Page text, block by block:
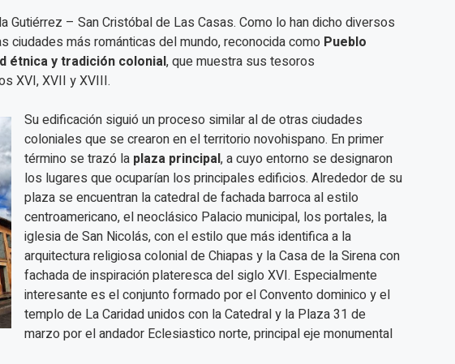
Gutiérrez – San Cristóbal de Las Casas. Como lo han dicho diversos
ciudades más románticas del mundo, reconocida como Pueblo
étnica y tradición colonial, que muestra sus tesoros
XVI, XVII y XVIII.
Su edificación siguió un proceso similar al de otras ciudades
coloniales que se crearon en el territorio novohispano. En primer
término se trazó la plaza principal, a cuyo entorno se designaron
los lugares que ocuparían los principales edificios. Alrededor de su
plaza se encuentran la catedral de fachada barroca al estilo
centroamericano, el neoclásico Palacio municipal, los portales, la
iglesia de San Nicolás, con el estilo que más identifica a la
arquitectura religiosa colonial de Chiapas y la Casa de la Sirena con
fachada de inspiración plateresca del siglo XVI. Especialmente
interesante es el conjunto formado por el Convento dominico y el
templo de La Caridad unidos con la Catedral y la Plaza 31 de
marzo por el andador Eclesiastico norte, principal eje monumental